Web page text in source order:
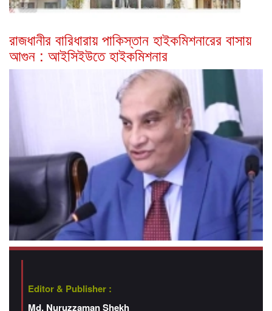
রাজধানীর বারিধারায় পাকিস্তান হাইকমিশনারের বাসায়
আগুন : আইসিইউতে হাইকমিশনার
Editor & Publisher :
Md. Nuruzzaman Shekh